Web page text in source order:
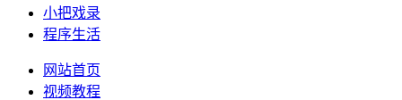
小把戏录
程序生活
网站首页
视频教程